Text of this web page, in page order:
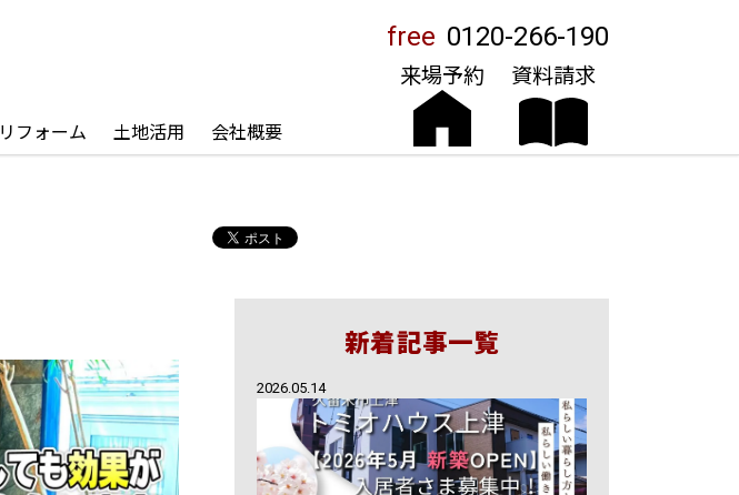
リフォーム 土地活用 会社概要
free 0120-266-190
来場予約 資料請求
新着記事一覧
2026.05.14